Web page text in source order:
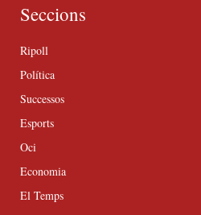
Seccions
Ripoll
Política
Successos
Esports
Oci
Economia
El Temps